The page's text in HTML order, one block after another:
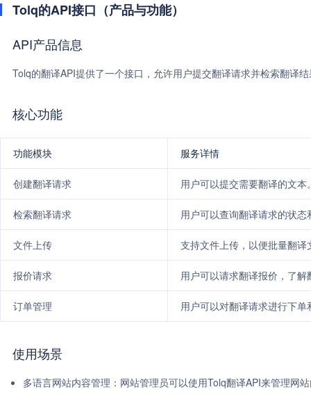
Tolq的API接口（产品与功能）
API产品信息
Tolq的翻译API提供了一个接口，允许用户提交翻译请求并检索翻译
核心功能
功能模块 服务详情
创建翻译请求 用户可以提交需要翻译的文本
检索翻译请求 用户可以查询翻译请求的状态
文件上传 支持文件上传，以便批量翻译
报价请求 用户可以请求翻译报价，了解
订单管理 用户可以对翻译请求进行下单
使用场景
多语言网站内容管理：网站管理员可以使用Tolq翻译API来管理网